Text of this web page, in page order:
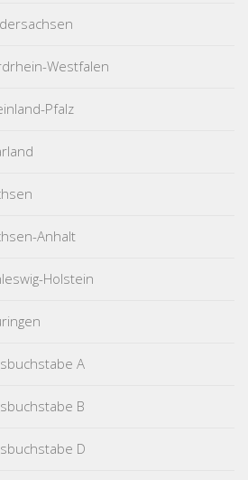
Westfalen
Pfalz
Anhalt
Holstein
A
B
D